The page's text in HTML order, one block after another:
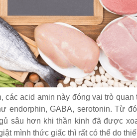
các acid amin này đóng vai trò
endorphin, GABA, serotonin. Từ
sâu hơn khi thần kinh đã được
mình thức giấc thì rất có thể do